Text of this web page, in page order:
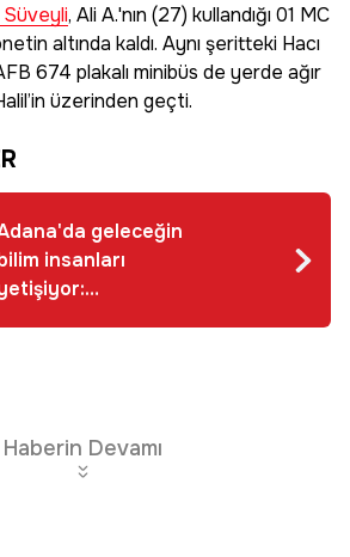
Süveyli, Ali A.'nın (27) kullandığı 01 MC
altında kaldı. Aynı şeritteki Hacı
674 plakalı minibüs de yerde ağır
üzerinden geçti.
geleceğin
insanları
Haberin Devamı